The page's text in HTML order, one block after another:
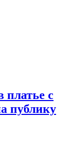
платье с
публику